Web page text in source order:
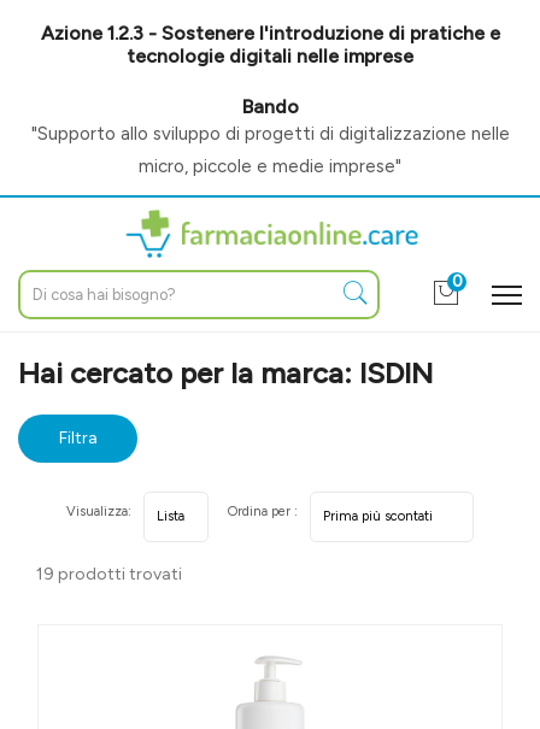
Azione 1.2.3 - Sostenere l'introduzione di pratiche e
tecnologie digitali nelle imprese
Bando
"Supporto allo sviluppo di progetti di digitalizzazione nelle
micro, piccole e medie imprese"
0
Home Marche parafarmaci ISDIN
Hai cercato per la marca: ISDIN
Filtra
19 prodotti trovati
Visualizza: Ordina per :